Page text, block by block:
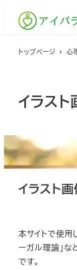
移
動
トップページ 心
イラス
イラスト
本サイトで使用
ーガル理論」な
です。